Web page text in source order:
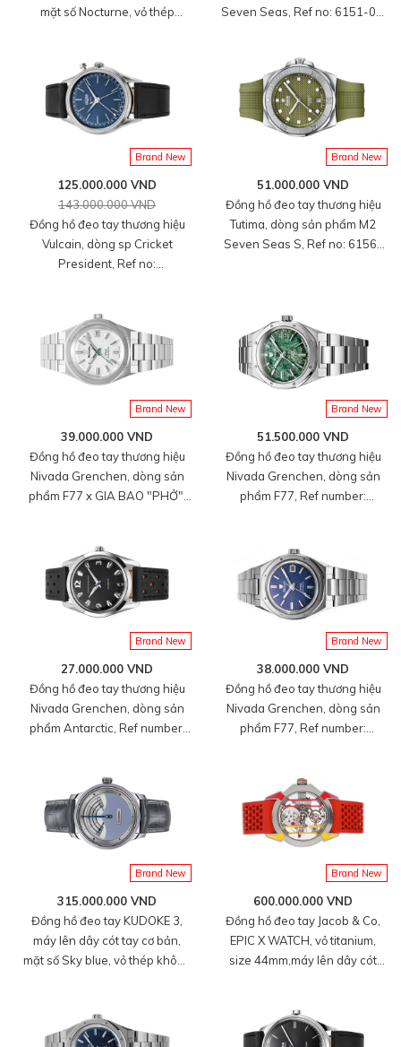
mặt số Nocturne, vỏ thép
100%
Seven Seas, Ref no: 6151-02,
hồ bằng titanium, hàng mới
100%
Brand New
125.000.000 VND
143.000.000 VND
Đồng hồ đeo tay thương hiệu
Vulcain, dòng sp Cricket
President, Ref no:
39mm,máy lên cót tay,vỏ đồng
hồ thép không gỉ 316L,dây da
bê màu đen, hàng mới 100%
Brand New
51.000.000 VND
Đồng hồ đeo tay thương hiệu
Tutima, dòng sản phẩm M2
Seven Seas S, Ref no: 6156-
dây cao su, hàng mới 100%
Brand New
39.000.000 VND
Đồng hồ đeo tay thương hiệu
Nivada Grenchen, dòng sản
phẩm F77 x GIA BAO "PHỞ",
thép không gỉ, hàng mới 100%
Brand New
51.500.000 VND
Đồng hồ đeo tay thương hiệu
Nivada Grenchen, dòng sản
phẩm F77, Ref number:
37mm, máy tự động, vỏ và dây
đồng hồ bằng thép 316L, mới
100%
Brand New
27.000.000 VND
Đồng hồ đeo tay thương hiệu
Nivada Grenchen, dòng sản
phẩm Antarctic, Ref number:
bằng thép không gỉ 316, dây
da bò màu đen, mới 100%
Brand New
38.000.000 VND
Đồng hồ đeo tay thương hiệu
Nivada Grenchen, dòng sản
phẩm F77, Ref number:
động,dây và vỏ bằng thép
không gỉ 316L,mới 100%
Brand New
315.000.000 VND
Đồng hồ đeo tay KUDOKE 3,
máy lên dây cót tay cơ bản,
mặt số Sky blue, vỏ thép không
Brand New
600.000.000 VND
Đồng hồ đeo tay Jacob & Co,
EPIC X WATCH, vỏ titanium,
size 44mm,máy lên dây cót
EX110.20.AH.AL.ABRUA, hàng
mới 100%